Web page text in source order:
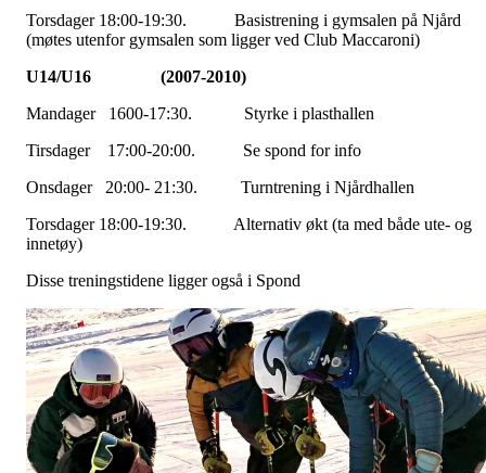
Torsdager 18:00-19:30. Basistrening i gymsalen på Njård
(møtes utenfor gymsalen som ligger ved Club Maccaroni)
U14/U16 (2007-2010)
Mandager 1600-17:30. Styrke i plasthallen
Tirsdager 17:00-20:00. Se spond for info
Onsdager 20:00- 21:30. Turntrening i Njårdhallen
Torsdager 18:00-19:30. Alternativ økt (ta med både ute- og
innetøy)
Disse treningstidene ligger også i Spond